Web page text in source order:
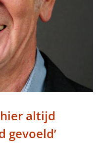
hier altijd
gevoeld’